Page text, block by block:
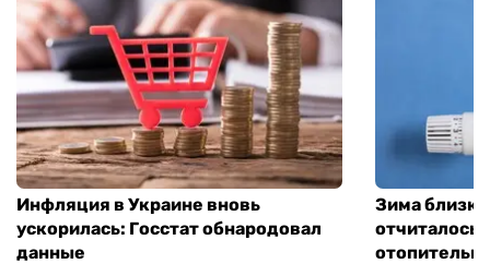
Инфляция в Украине вновь
ускорилась: Госстат обнародовал
данные
Зима
отчиталось